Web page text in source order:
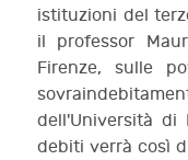
istituzioni del
il professor
Firenze, sulle
dell'Università di
debiti verrà così